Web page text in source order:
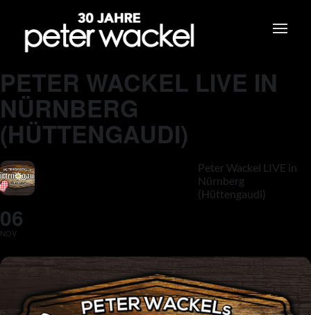
PETER WACKEL LIVE IN
NÜRNBERG
(HÜTTENGAUDI)
06
NOV
Peter Wackel LIVE in
Nürnberg
(Hüttengaudi)